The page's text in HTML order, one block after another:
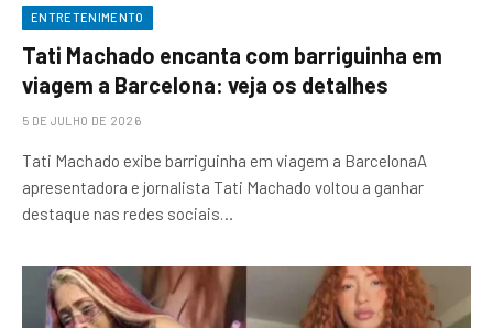
ENTRETENIMENTO
Tati Machado encanta com barriguinha em
viagem a Barcelona: veja os detalhes
5 DE JULHO DE 2026
Tati Machado exibe barriguinha em viagem a BarcelonaA
apresentadora e jornalista Tati Machado voltou a ganhar
destaque nas redes sociais…